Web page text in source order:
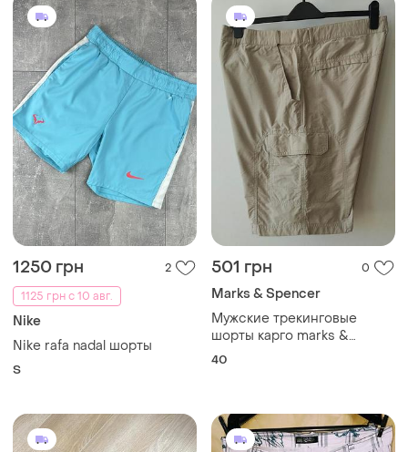
1250 грн
2
1125 грн с 10 авг.
Nike
Nike rafa nadal шорты
S
501 грн 0
Marks & Spencer
Мужские трекинговые
шорты карго marks &
spencer blue harbour quick
40